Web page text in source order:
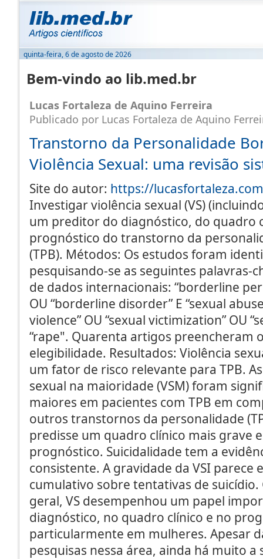
quinta-feira, 6 de agosto de 2026
Bem-vindo ao lib.med.br
Lucas Fortaleza de Aquino Ferreira
Publicado por Lucas Fortaleza de Aquino
Transtorno da Personalidade
Violência Sexual: uma revisão
Site do autor: https://lucasfortaleza.com
Investigar violência sexual (VS)
um preditor do diagnóstico, do quadro
prognóstico do transtorno da
(TPB). Métodos: Os estudos foram
pesquisando-se as seguintes palavras-
de dados internacionais: “borderline
OU “borderline disorder” E “sexual
violence” OU “sexual victimization” OU
“rape". Quarenta artigos preencheram
elegibilidade. Resultados: Violência
um fator de risco relevante para TPB.
sexual na maioridade (VSM) foram
maiores em pacientes com TPB em
outros transtornos da personalidade
predisse um quadro clínico mais grave
prognóstico. Suicidalidade tem a
consistente. A gravidade da VSI parece
cumulativo sobre tentativas de suicídio.
geral, VS desempenhou um papel
diagnóstico, no quadro clínico e no
particularmente em mulheres. Apesar
pesquisas nessa área, ainda há muito